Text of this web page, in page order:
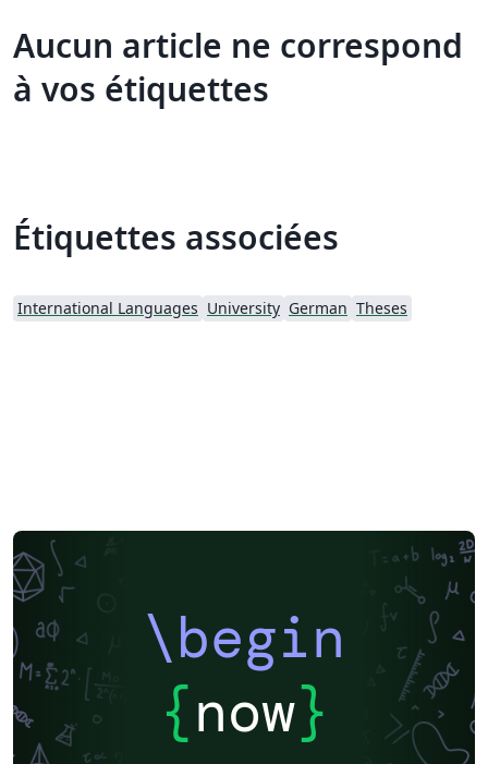
Aucun article ne correspond
à vos étiquettes
Étiquettes associées
International Languages University German Theses
\begin
{now}